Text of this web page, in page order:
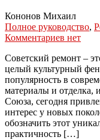
Кононов Михаил
Полное руководство,
Комментариев нет
Советский ремонт –
целый культурный
популярность в
материалы и отделка,
Союза, сегодня
интерес у новых
обозначить этот
практичность […]